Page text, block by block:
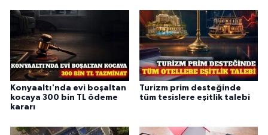
Konyaaltı'nda evi boşaltan
kocaya 300 bin TL ödeme
kararı
Turizm prim desteğinde
tüm tesislere eşitlik talebi